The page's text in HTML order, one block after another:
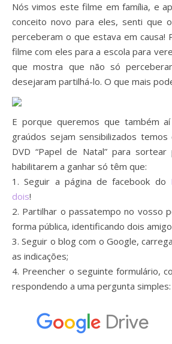
Nós vimos este filme em família, e
conceito novo para eles, senti que
perceberam o que estava em causa!
filme com eles para a escola para
que mostra que não só
desejaram partilhá-lo. O que mais
E porque queremos que também
graúdos sejam sensibilizados
DVD “Papel de Natal” para
habilitarem a ganhar só têm que:
1. Seguir a página de facebook do
dois!
2. Partilhar o passatempo no vosso
forma pública, identificando dois
3. Seguir o blog com o Google,
as indicações;
4. Preencher o seguinte formulário,
respondendo a uma pergunta simples: